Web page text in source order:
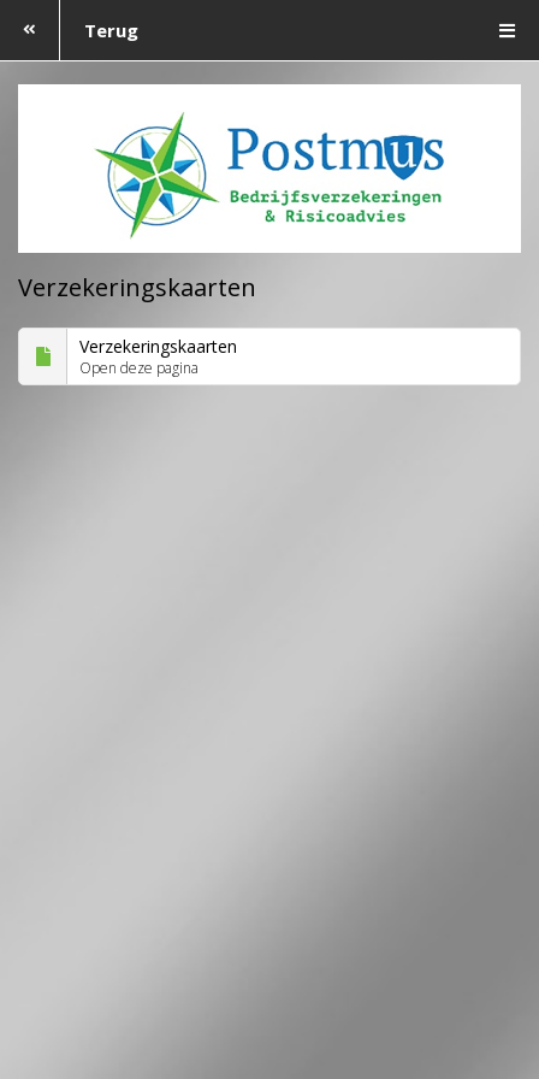
Verzekeringskaarten
Verzekeringskaarten
Open deze pagina
Terug